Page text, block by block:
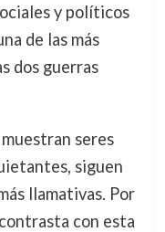
y políticos
de las más
dos guerras
muestran seres
siguen
llamativas. Por
contrasta con esta